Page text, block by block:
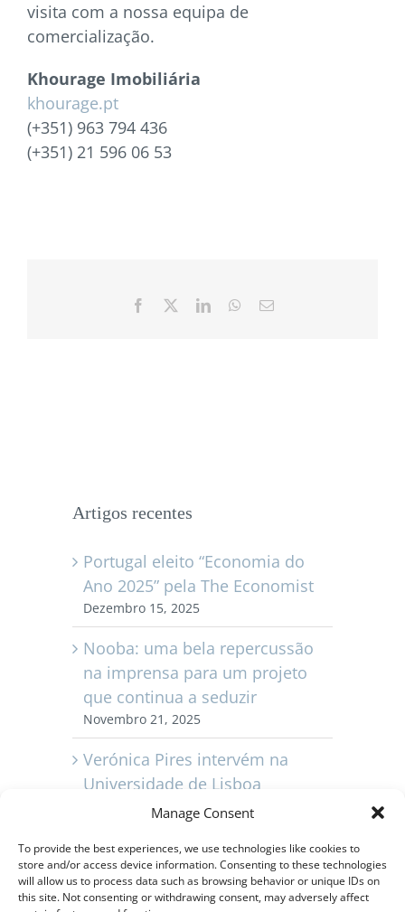
Manage Consent
To provide the best experiences, we use technologies like cookies to
store and/or access device information. Consenting to these technologies
will allow us to process data such as browsing behavior or unique IDs on
this site. Not consenting or withdrawing consent, may adversely affect
visita com a nossa equipa de
comercialização.
Khourage Imobiliária
khourage.pt
(+351) 963 794 436
(+351) 21 596 06 53
Facebook LinkedInWhatsApp
Email
Artigos recentes
Portugal eleito “Economia do
Ano 2025” pela The Economist
Dezembro 15, 2025
Nooba: uma bela repercussão
na imprensa para um projeto
que continua a seduzir
Novembro 21, 2025
Verónica Pires intervém na
Universidade de Lisboa
Novembro 11, 2025
Capvest Portugal comemora 10
anos
Novembro 3, 2025